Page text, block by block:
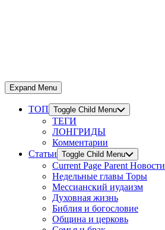
Expand Menu
ТОП Toggle Child Menu
ТЕГИ
ЛОНГРИДЫ
Комментарии
Статьи Toggle Child Menu
Current Page Parent Новости
Недельные главы Торы
Мессианский иудаизм
Духовная жизнь
Библия и богословие
Община и церковь